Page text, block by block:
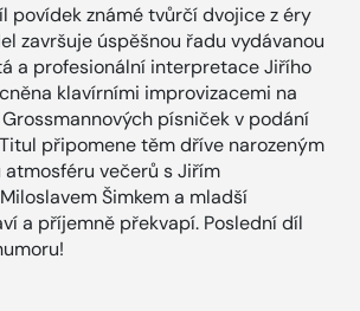
povídek známé tvůrčí dvojice z éry
završuje úspěšnou řadu vydávanou
a profesionální interpretace Jiřího
klavírními improvizacemi na
písniček v podání
připomene těm dříve narozeným
atmosféru večerů s Jiřím
Šimkem a mladší
a příjemně překvapí. Poslední díl